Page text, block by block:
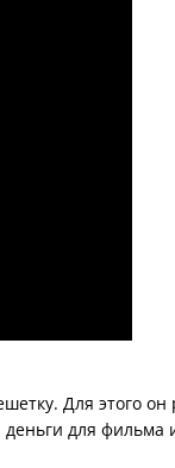
Для этого
деньги для